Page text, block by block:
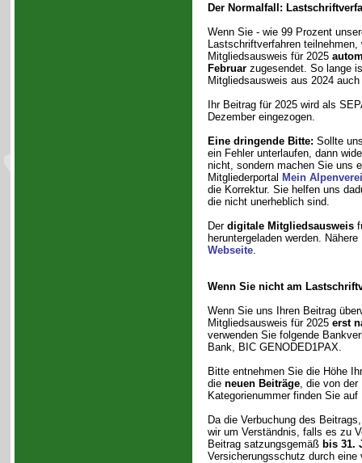
Der Normalfall:
Wenn Sie - wie 99 Prozent
Lastschriftverfahren teilnehmen,
Mitgliedsausweis für 2025
Februarzugesendet. So lange
Mitgliedsausweis aus 2024
Ihr Beitrag für 2025 wird als
Dezember eingezogen.
Eine dringende Bitte: Sollte
ein Fehler unterlaufen, dann
nicht, sondern machen Sie uns
Mitgliederportal Mein
die Korrektur. Sie helfen uns
die nicht unerheblich sind.
Der digitale Mitgliedsausweis
heruntergeladen werden.
Webseite.
Wenn Sie nicht am
Wenn Sie uns Ihren Beitrag
Mitgliedsausweis für 2025 erst
verwenden Sie folgende
Bank, BIC GENODED1PAX.
Bitte entnehmen Sie die Höhe
die neuen Beiträge, die von der
Kategorienummer finden Sie
Da die Verbuchung des
wir um Verständnis, falls es zu
Beitrag satzungsgemäß bis 31.
Versicherungsschutz durch